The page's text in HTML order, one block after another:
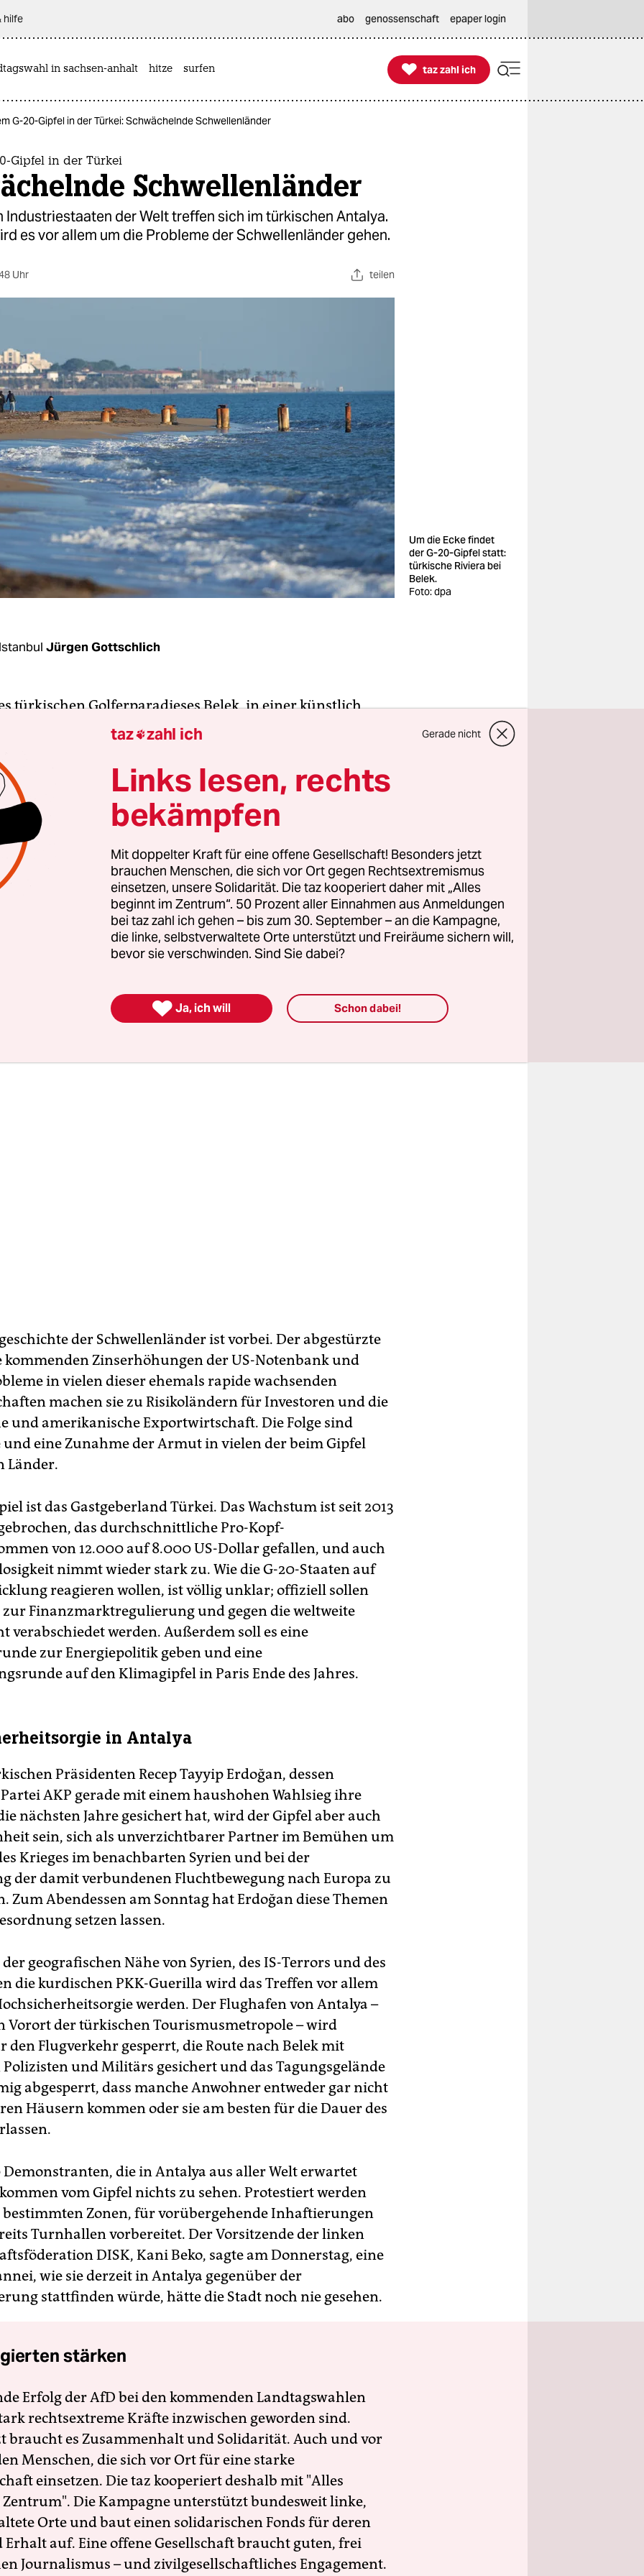
hilfe abo genossenschaft epaper login
in sachsen-anhalt hitze surfen 
taz zahl ich
taz zahl ich
G-20-Gipfel in der Türkei: Schwächelnde Schwellenländer
Gipfel in der Türkei
Schwellenländer
Industriestaaten der Welt treffen sich im türkischen Antalya.
es vor allem um die Probleme der Schwellenländer gehen.
Uhr teilen
Um die Ecke findet
der G-20-Gipfel statt:
türkische Riviera bei
Belek.
Foto: dpa
Jürgen Gottschlich
türkischen Golferparadieses Belek, in einer künstlich
immergrünen Parklandschaft, beginnt an diesem
jährliche Weltwirtschaftsgipfel der sogenannten G-20-
Staats-und Regierungschefs der 19 größten
plus der EU kommen seit der Weltwirtschaftskrise
einmal im Jahr zusammen, um sich über die
der Weltwirtschaft und aktuelle Bedrohungen zu
beim G-7-Gipfel in Deutschland im Juni dieses Jahres wird
auch der russische Präsident Wladimir Putin und der
Führer Xi Jinping in der Türkei erwartet, sodass praktisch
UN-Sicherheitsrat versammelt ist. Inhaltlich wird es vor
die Wirtschaftsgipfel beherrscht hatte, droht der Kollaps
die Schwierigkeiten in China, Brasilien, Südafrika und
der Schwellenländer ist vorbei. Der abgestürzte
kommenden Zinserhöhungen der US-Notenbank und
in vielen dieser ehemals rapide wachsenden
machen sie zu Risikoländern für Investoren und die
und amerikanische Exportwirtschaft. Die Folge sind
und eine Zunahme der Armut in vielen der beim Gipfel
Länder.
ist das Gastgeberland Türkei. Das Wachstum ist seit 2013
das durchschnittliche Pro-Kopf-
von 12.000 auf 8.000 US-Dollar gefallen, und auch
nimmt wieder stark zu. Wie die G-20-Staaten auf
reagieren wollen, ist völlig unklar; offiziell sollen
zur Finanzmarktregulierung und gegen die weltweite
verabschiedet werden. Außerdem soll es eine
zur Energiepolitik geben und eine
auf den Klimagipfel in Paris Ende des Jahres.
in Antalya
Präsidenten Recep Tayyip Erdoğan, dessen
AKP gerade mit einem haushohen Wahlsieg ihre
nächsten Jahre gesichert hat, wird der Gipfel aber auch
sein, sich als unverzichtbarer Partner im Bemühen um
Krieges im benachbarten Syrien und bei der
der damit verbundenen Fluchtbewegung nach Europa zu
Zum Abendessen am Sonntag hat Erdoğan diese Themen
setzen lassen.
geografischen Nähe von Syrien, des IS-Terrors und des
die kurdischen PKK-Guerilla wird das Treffen vor allem
werden. Der Flughafen von Antalya –
Vorort der türkischen Tourismusmetropole – wird
den Flugverkehr gesperrt, die Route nach Belek mit
Polizisten und Militärs gesichert und das Tagungsgelände
abgesperrt, dass manche Anwohner entweder gar nicht
Häusern kommen oder sie am besten für die Dauer des
die in Antalya aus aller Welt erwartet
vom Gipfel nichts zu sehen. Protestiert werden
Zonen, für vorübergehende Inhaftierungen
Turnhallen vorbereitet. Der Vorsitzende der linken
DISK, Kani Beko, sagte am Donnerstag, eine
wie sie derzeit in Antalya gegenüber der
stattfinden würde, hätte die Stadt noch nie gesehen.
stärken
Erfolg der AfD bei den kommenden Landtagswahlen
rechtsextreme Kräfte inzwischen geworden sind.
braucht es Zusammenhalt und Solidarität. Auch und vor
Menschen, die sich vor Ort für eine starke
einsetzen. Die taz kooperiert deshalb mit "Alles
Die Kampagne unterstützt bundesweit linke,
Orte und baut einen solidarischen Fonds für deren
Erhalt auf. Eine offene Gesellschaft braucht guten, frei
Journalismus – und zivilgesellschaftliches Engagement.
taz zahl ich Gerade nicht
Links lesen, rechts
bekämpfen
Mit doppelter Kraft für eine offene Gesellschaft! Besonders jetzt
brauchen Menschen, die sich vor Ort gegen Rechtsextremismus
einsetzen, unsere Solidarität. Die taz kooperiert daher mit „Alles
beginnt im Zentrum“. 50 Prozent aller Einnahmen aus Anmeldungen
bei taz zahl ich gehen – bis zum 30. September – an die Kampagne,
die linke, selbstverwaltete Orte unterstützt und Freiräume sichern will,
bevor sie verschwinden. Sind Sie dabei?
 Ja, ich will Schon dabei!